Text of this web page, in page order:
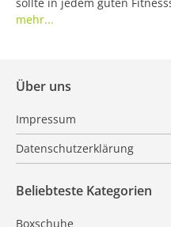
mehr...
Über uns
Impressum
Datenschutzerklärung
Beliebteste Kategorien
Boxschuhe